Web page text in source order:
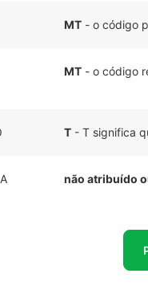
MT - o código
MT - o código
T - T significa
não atribuído